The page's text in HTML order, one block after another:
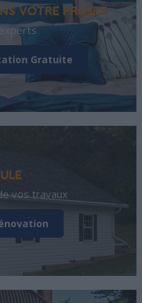
VOTRE PROJET
Gratuite
vos travaux